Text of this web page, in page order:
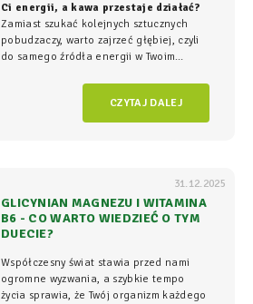
Ci energii, a kawa przestaje działać?
Zamiast szukać kolejnych sztucznych
pobudzaczy, warto zajrzeć głębiej, czyli
do samego źródła energii w Twoim
komórkowym rozgrywa się cała
CZYTAJ DALEJ
31.12.2025
GLICYNIAN MAGNEZU I WITAMINA
B6 - CO WARTO WIEDZIEĆ O TYM
DUECIE?
Współczesny świat stawia przed nami
ogromne wyzwania, a szybkie tempo
życia sprawia, że Twój organizm każdego